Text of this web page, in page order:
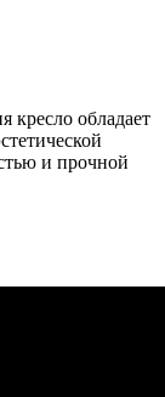
кресло обладает
и прочной